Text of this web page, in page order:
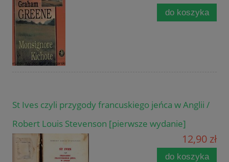
do koszyka
St Ives czyli przygody francuskiego jeńca w Anglii /
Robert Louis Stevenson [pierwsze wydanie]
12,90 zł
do koszyka